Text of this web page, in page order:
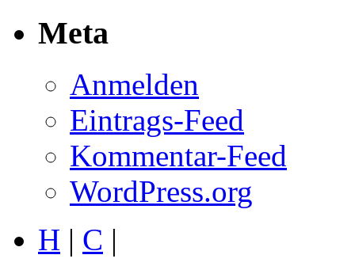
Meta
Anmelden
Eintrags-Feed
Kommentar-Feed
WordPress.org
H | C |